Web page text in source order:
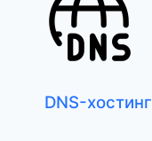
DNS-хостинг